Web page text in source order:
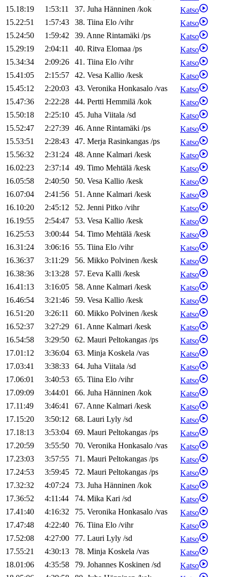
15.18:19
1:53:11 37. Juha Hänninen /kok
Katso
15.22:51
1:57:43 38. Tiina Elo /vihr
Katso
15.24:50
1:59:42 39. Anne Rintamäki /ps
Katso
15.29:19
2:04:11 40. Ritva Elomaa /ps
Katso
15.34:34
2:09:26 41. Tiina Elo /vihr
Katso
15.41:05
2:15:57 42. Vesa Kallio /kesk
Katso
15.45:12
2:20:03 43. Veronika Honkasalo /vas
Katso
15.47:36
2:22:28 44. Pertti Hemmilä /kok
Katso
15.50:18
2:25:10 45. Juha Viitala /sd
Katso
15.52:47
2:27:39 46. Anne Rintamäki /ps
Katso
15.53:51
2:28:43 47. Merja Rasinkangas /ps
Katso
15.56:32
2:31:24 48. Anne Kalmari /kesk
Katso
16.02:23
2:37:14 49. Timo Mehtälä /kesk
Katso
16.05:58
2:40:50 50. Vesa Kallio /kesk
Katso
16.07:04
2:41:56 51. Anne Kalmari /kesk
Katso
16.10:20
2:45:12 52. Jenni Pitko /vihr
Katso
16.19:55
2:54:47 53. Vesa Kallio /kesk
Katso
16.25:53
3:00:44 54. Timo Mehtälä /kesk
Katso
16.31:24
3:06:16 55. Tiina Elo /vihr
Katso
16.36:37
3:11:29 56. Mikko Polvinen /kesk
Katso
16.38:36
3:13:28 57. Eeva Kalli /kesk
Katso
16.41:13
3:16:05 58. Anne Kalmari /kesk
Katso
16.46:54
3:21:46 59. Vesa Kallio /kesk
Katso
16.51:20
3:26:11 60. Mikko Polvinen /kesk
Katso
16.52:37
3:27:29 61. Anne Kalmari /kesk
Katso
16.54:58
3:29:50 62. Mauri Peltokangas /ps
Katso
17.01:12
3:36:04 63. Minja Koskela /vas
Katso
17.03:41
3:38:33 64. Juha Viitala /sd
Katso
17.06:01
3:40:53 65. Tiina Elo /vihr
Katso
17.09:09
3:44:01 66. Juha Hänninen /kok
Katso
17.11:49
3:46:41 67. Anne Kalmari /kesk
Katso
17.15:20
3:50:12 68. Lauri Lyly /sd
Katso
17.18:13
3:53:04 69. Mauri Peltokangas /ps
Katso
17.20:59
3:55:50 70. Veronika Honkasalo /vas
Katso
17.23:03
3:57:55 71. Mauri Peltokangas /ps
Katso
17.24:53
3:59:45 72. Mauri Peltokangas /ps
Katso
17.32:32
4:07:24 73. Juha Hänninen /kok
Katso
17.36:52
4:11:44 74. Mika Kari /sd
Katso
17.41:40
4:16:32 75. Veronika Honkasalo /vas
Katso
17.47:48
4:22:40 76. Tiina Elo /vihr
Katso
17.52:08
4:27:00 77. Lauri Lyly /sd
Katso
17.55:21
4:30:13 78. Minja Koskela /vas
Katso
18.01:06
4:35:58 79. Johannes Koskinen /sd
Katso